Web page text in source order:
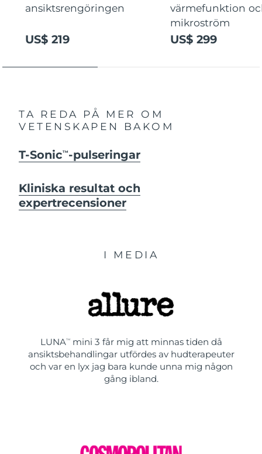
ansiktsrengöringen
US$ 219
värmefunktion
mikroström
US$ 299
TA REDA PÅ MER OM
VETENSKAPEN BAKOM
T-SonicTM -pulseringar
Kliniska resultat och
expertrecensioner
I MEDIA
LUNATMmini 3 får mig att minnas tiden då
ansiktsbehandlingar utfördes av hudterapeuter
och var en lyx jag bara kunde unna mig någon
gång ibland.